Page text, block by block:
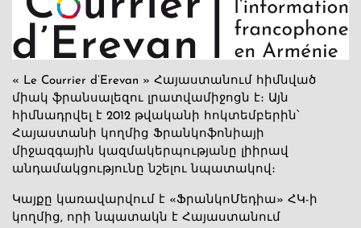
« Le Courrier d’Erevan » Հայաստանում հիմնված
միակ ֆրանսալեզու լրատվամիջոցն է։ Այն
հիմնադրվել է 2012 թվականի հոկտեմբերին՝
Հայաստանի կողմից Ֆրանկոֆոնիայի
միջազգային կազմակերպությանը լիիրավ
անդամակցությունը նշելու նպատակով։
Կայքը կառավարվում է «ՖրանկոՄեդիա» ՀԿ-ի
կողմից, որի նպատակն է Հայաստանում